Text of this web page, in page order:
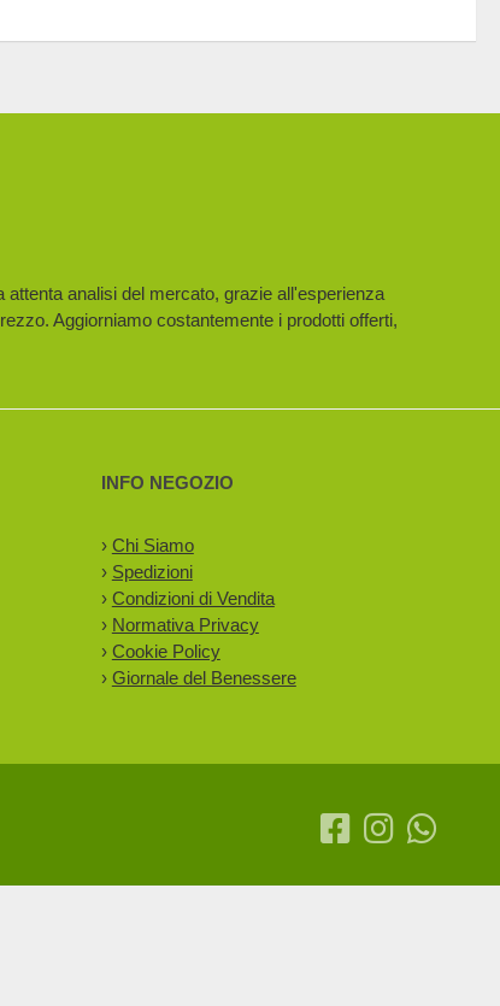
analisi del mercato, grazie all'esperienza
Aggiorniamo costantemente i prodotti offerti,
INFO NEGOZIO
› Chi Siamo
› Spedizioni
› Condizioni di Vendita
› Normativa Privacy
› Cookie Policy
› Giornale del Benessere